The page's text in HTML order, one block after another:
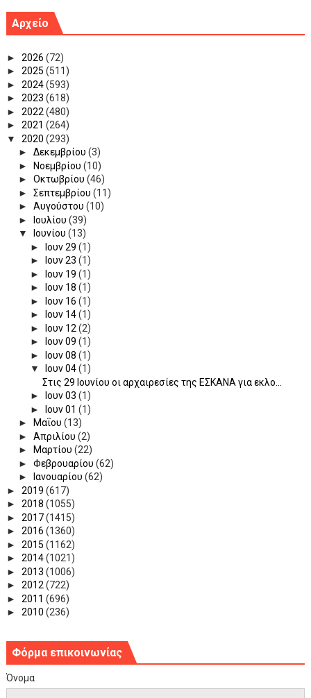
Αρχείο
► 2026 (72)
► 2025 (511)
► 2024(593)
► 2023 (618)
► 2022 (480)
► 2021 (264)
▼ 2020 (293)
► Δεκεμβρίου (3)
►
Νοεμβρίου (10)
► Οκτωβρίου (46)
► Σεπτεμβρίου (11)
► Αυγούστου (10)
►
Ιουλίου (39)
▼
Ιουνίου (13)
►
Ιουν 29 (1)
►
Ιουν 23 (1)
►
Ιουν 19 (1)
►
Ιουν 18 (1)
►
Ιουν 16 (1)
►
Ιουν 14(1)
►
Ιουν 12 (2)
►
Ιουν 09 (1)
►
Ιουν 08 (1)
▼
Ιουν 04(1)
Στις 29 Ιουνίου οι αρχαιρεσίες της ΕΣΚΑΝΑ για εκλο...
►
Ιουν 03 (1)
►
Ιουν 01 (1)
►
Μαΐου (13)
► Απριλίου (2)
►
Μαρτίου (22)
► Φεβρουαρίου (62)
►
Ιανουαρίου (62)
► 2019 (617)
► 2018 (1055)
► 2017(1415)
► 2016 (1360)
► 2015 (1162)
► 2014(1021)
► 2013 (1006)
► 2012(722)
► 2011 (696)
► 2010 (236)
Φόρμα επικοινωνίας
Όνομα